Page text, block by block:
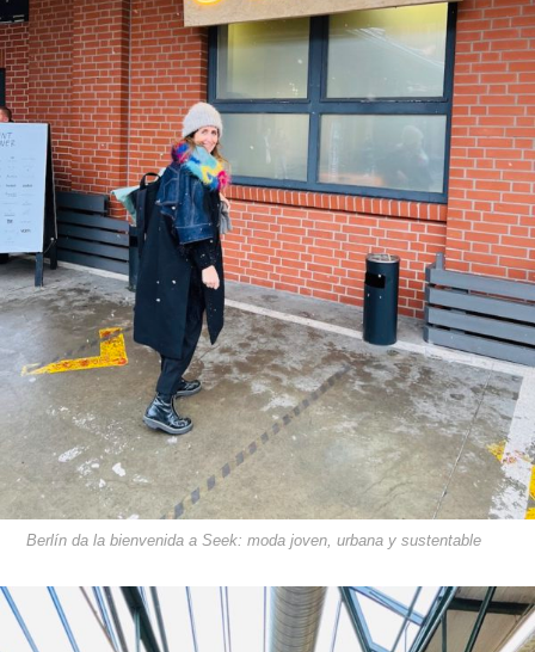
Berlín da la bienvenida a Seek: moda joven, urbana y sustentable